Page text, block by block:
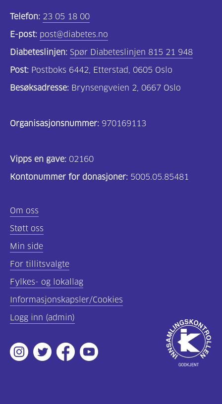
Telefon: 23 05 18 00
E-post: post@diabetes.no
Diabeteslinjen: Spør Diabeteslinjen 815 21 948
Post: Postboks 6442, Etterstad, 0605 Oslo
Besøksadresse: Brynsengveien 2, 0667 Oslo
Organisasjonsnummer: 970169113
Vipps en gave: 02160
Kontonummer for donasjoner: 5005.05.85481
Om oss
Støtt oss
Min side
For tillitsvalgte
Fylkes- og lokallag
Informasjonskapsler/Cookies
Logg inn (admin)
Instagram
TwitterFacebookYoutube
Godkjent
av